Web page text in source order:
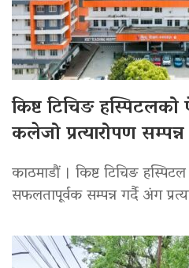
किष्ट टिचिङ
कलेजो प्रत्यारोपण सम्पन्न
काठमाडौं । किष्ट टिचिङ
सफलतापूर्वक सम्पन्न गर्दै अंग